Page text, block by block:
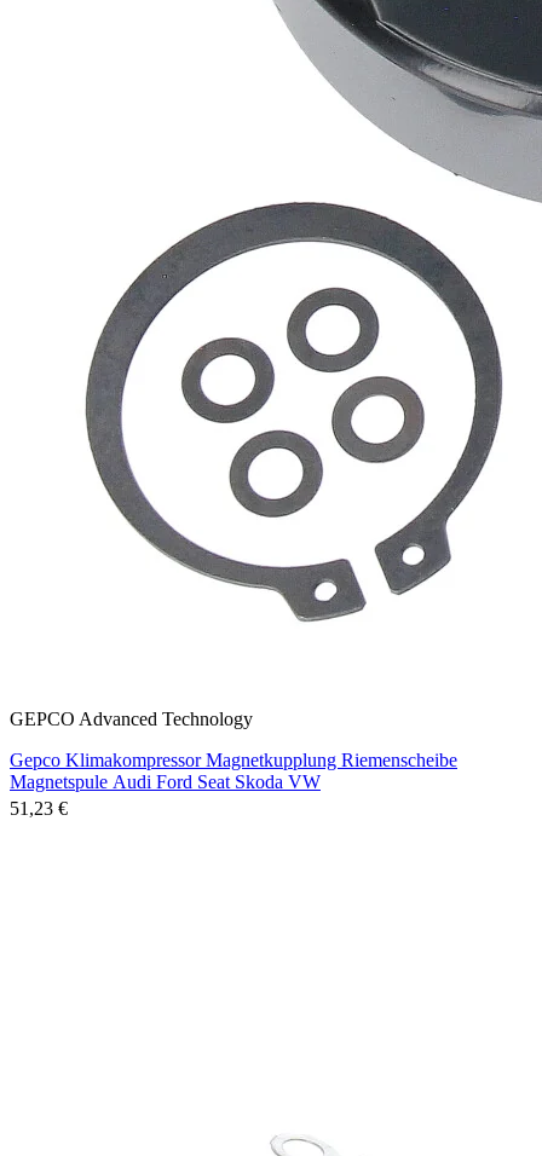
GEPCO Advanced Technology
Gepco Klimakompressor Magnetkupplung Riemenscheibe
Magnetspule Audi Ford Seat Skoda VW
51,23 €